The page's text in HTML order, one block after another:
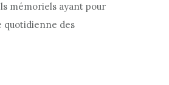
mémoriels ayant pour
quotidienne des